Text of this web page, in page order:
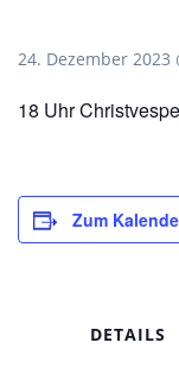
24. Dezember 2023
18 Uhr
Zum
DETAILS